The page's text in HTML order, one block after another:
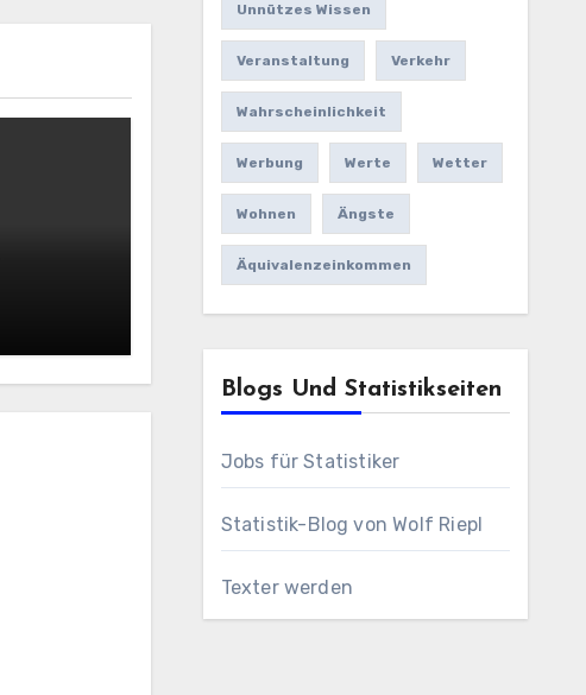
Unnützes Wissen
Veranstaltung Verkehr
Wahrscheinlichkeit
Werbung Werte Wetter
Wohnen Ängste
Äquivalenzeinkommen
Blogs Und Statistikseiten
Jobs für Statistiker
Statistik-Blog von Wolf Riepl
Texter werden